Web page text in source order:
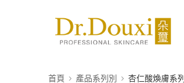
首頁 產品系列別 杏仁酸煥膚系列